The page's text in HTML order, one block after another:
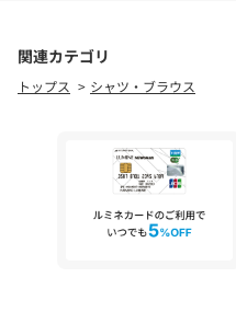
きゅっと絞って、内側に入れ込
すめです！
光沢感：なし
生地の厚さ：薄手
＊＊＊＊＊＊＊＊＊＊＊＊＊
関連カテゴリ
トップス シャツ・ブラウス